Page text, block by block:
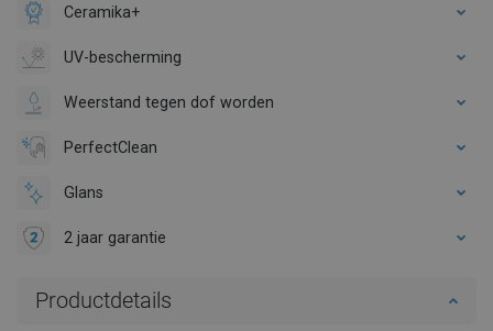
Ceramika+
UV-bescherming
Weerstand tegen dof worden
PerfectClean
Glans
2 jaar garantie
Productdetails